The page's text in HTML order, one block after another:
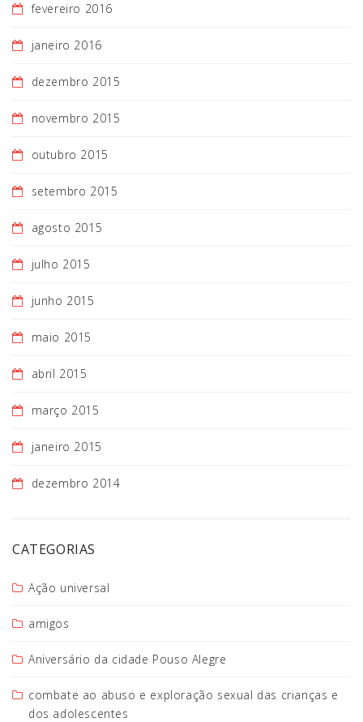
fevereiro 2016
janeiro 2016
dezembro 2015
novembro 2015
outubro 2015
setembro 2015
agosto 2015
julho 2015
junho 2015
maio 2015
abril 2015
março 2015
janeiro 2015
dezembro 2014
CATEGORIAS
Ação universal
amigos
Aniversário da cidade Pouso Alegre
combate ao abuso e exploração sexual das crianças e
dos adolescentes